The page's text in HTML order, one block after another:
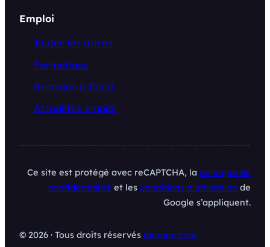
Emploi
Toutes les offres
Formations
Recruter à Tahiti
Actualités emploi
Ce site est protégé avec reCAPTCHA, la politique de
confidentialité et les conditions d’utilisation de
Google s’appliquent.
© 2026 · Tous droits réservés iaorana.com